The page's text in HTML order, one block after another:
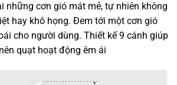
những cơn gió mát mẻ, tự nhiên không
hay khô họng. Đem tới một cơn gió
cho người dùng. Thiết kế 9 cánh giúp
quạt hoạt động êm ái